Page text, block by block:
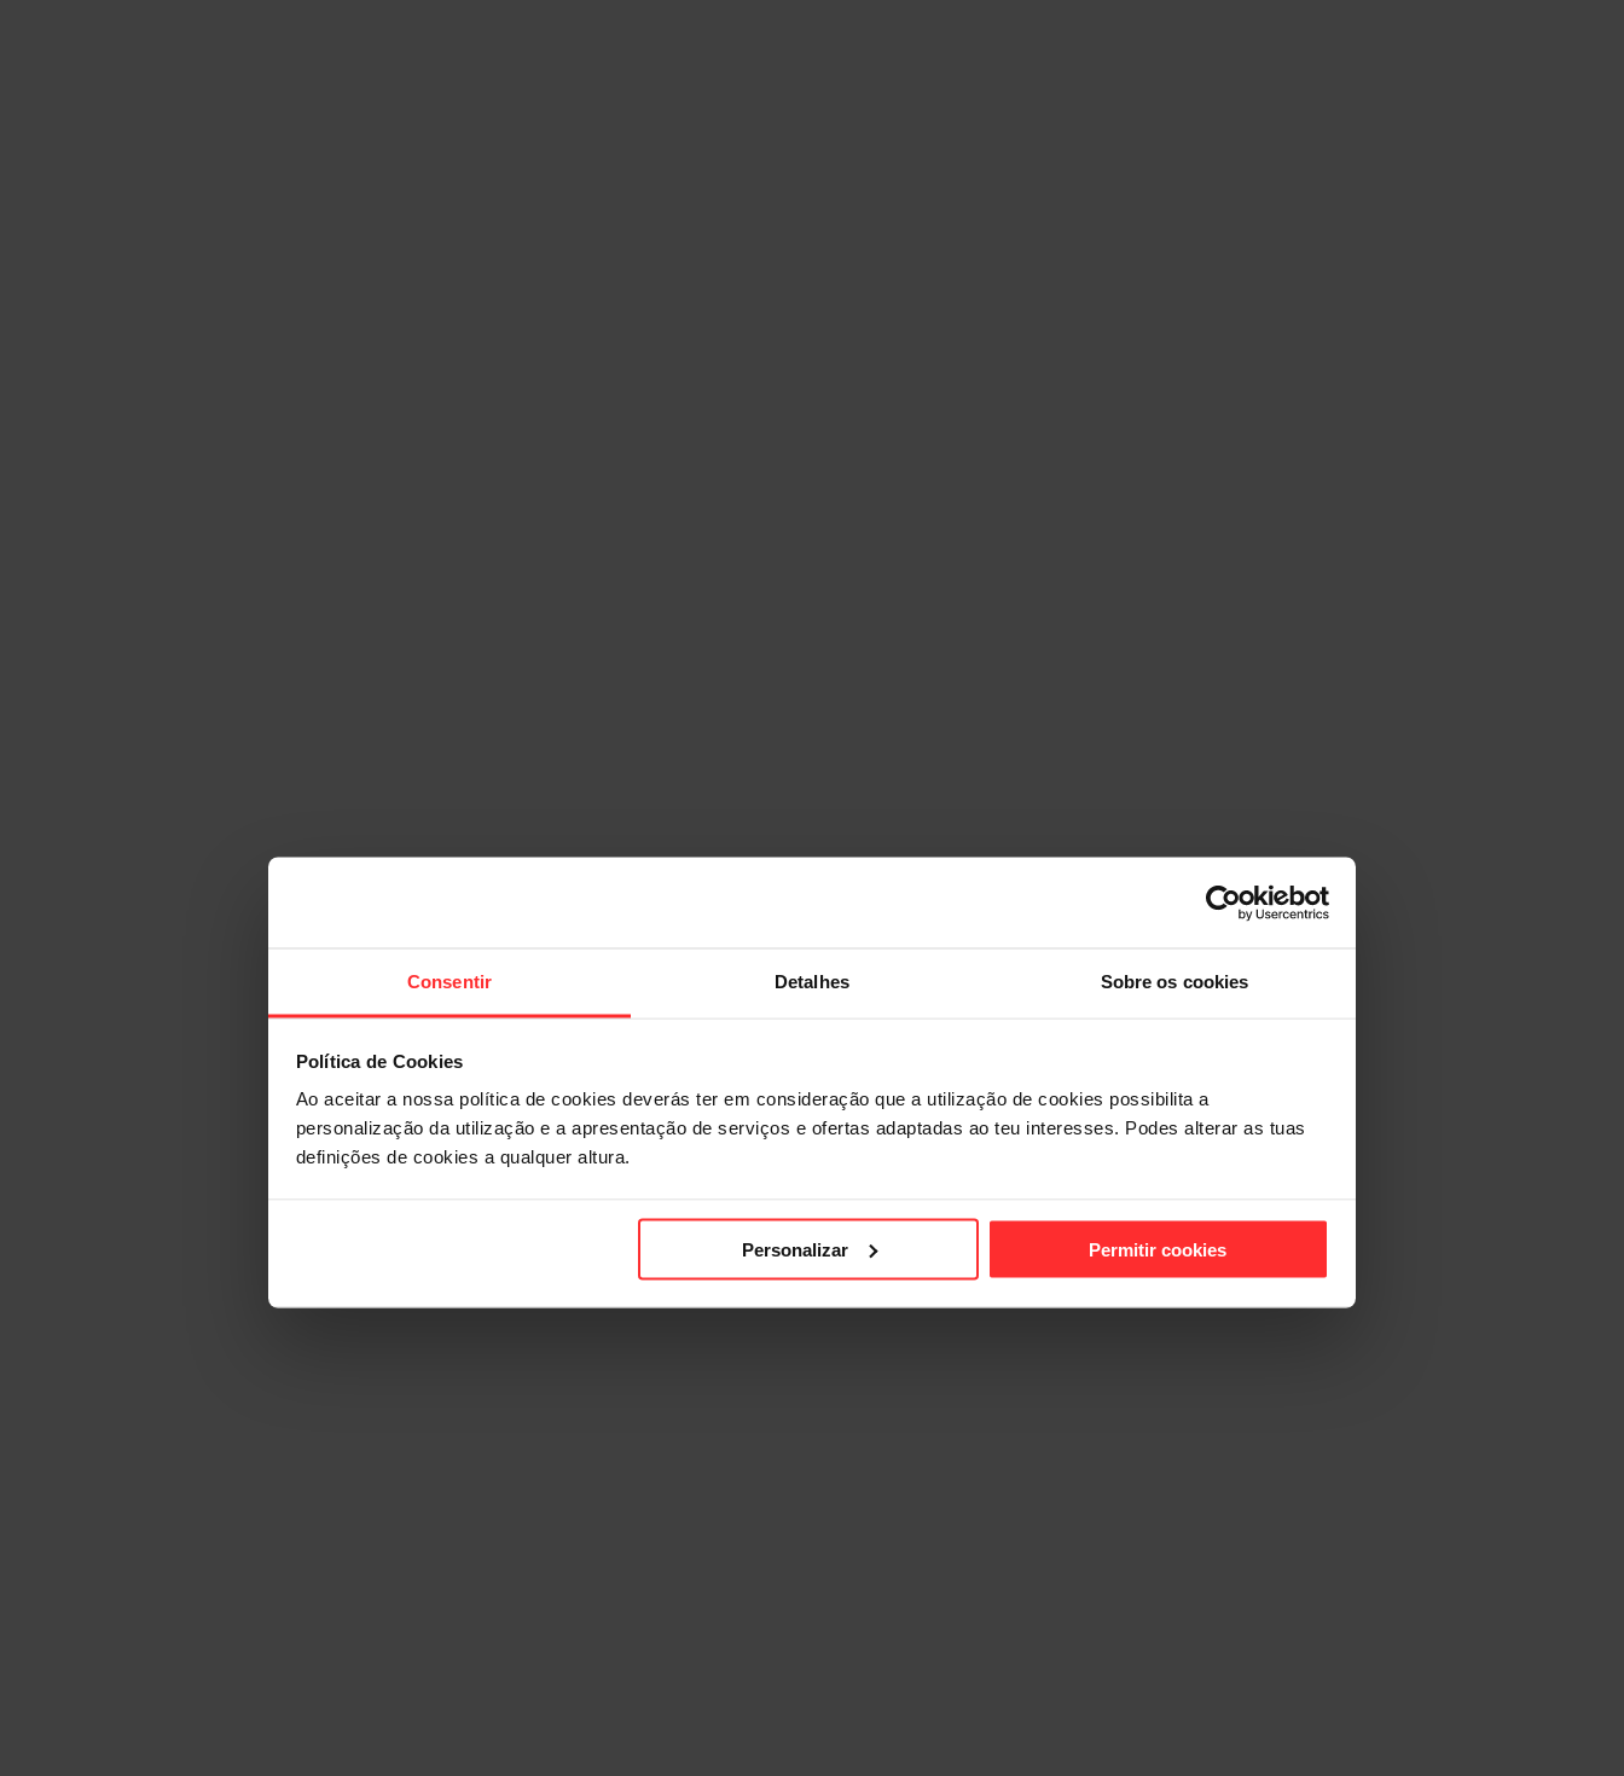
Consentir Detalhes Sobre os cookies
Política de Cookies
Ao aceitar a nossa política de cookies deverás ter em consideração que a utilização de cookies possibilita a
personalização da utilização e a apresentação de serviços e ofertas adaptadas ao teu interesses. Podes alterar as tuas
definições de cookies a qualquer altura.
Personalizar Permitir cookies